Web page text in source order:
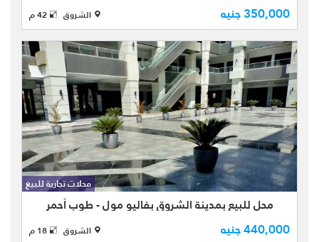
350,000 جنيه الشروق 42 م
محل للبيع بمدينة الشروق بفاليو مول -
طوب أحمر - بمساحة 18 متر - بالطابق
الثاني - يتميز بقربه من كومباوند دار مصر
محلات تجارية للبيع
محل للبيع بمدينة الشروق بفاليو مول - طوب أحمر
440,000 جنيه الشروق 18 م